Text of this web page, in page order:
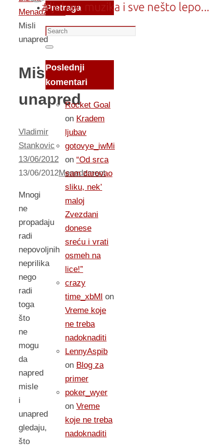
Menadzment
Misli
unapred
Misli
unapred
Vladimir
Stankovic
13/06/2012
13/06/2012Menadzment
Mnogi
ne
propadaju
radi
nepovoljnih
neprilika
nego
radi
toga
što
ne
mogu
da
napred
misle
i
unapred
gledaju,
što
Pretraga
Search
for:
Search
Poslednji
komentari
Rocket Goal
on Kradem
ljubav
gotovye_iwMi
on “Od srca
sam darovao
sliku, nek’
maloj
Zvezdani
donese
sreću i vrati
osmeh na
lice!”
crazy
time_xbMl on
Vreme koje
ne treba
nadoknaditi
LennyAspib
on Blog za
primer
poker_wyer
on Vreme
koje ne treba
nadoknaditi